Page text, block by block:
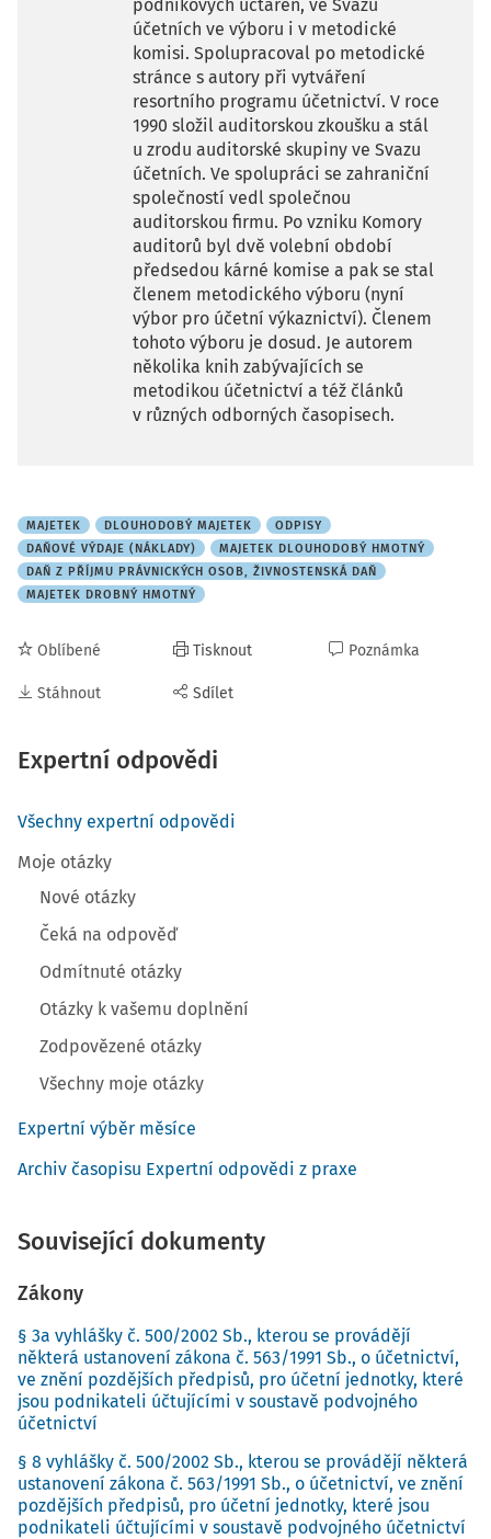
podnikových účtáren, ve Svazu
účetních ve výboru i v metodické
komisi. Spolupracoval po metodické
stránce s autory při vytváření
resortního programu účetnictví. V roce
1990 složil auditorskou zkoušku a stál
u zrodu auditorské skupiny ve Svazu
účetních. Ve spolupráci se zahraniční
společností vedl společnou
auditorskou firmu. Po vzniku Komory
auditorů byl dvě volební období
předsedou kárné komise a pak se stal
členem metodického výboru (nyní
výbor pro účetní výkaznictví). Členem
tohoto výboru je dosud. Je autorem
několika knih zabývajících se
metodikou účetnictví a též článků
v různých odborných časopisech.
MAJETEK DLOUHODOBÝ MAJETEK
ODPISY
DAŇOVÉ VÝDAJE (NÁKLADY)
MAJETEK DLOUHODOBÝ HMOTNÝ
DAŇ Z PŘÍJMU PRÁVNICKÝCH OSOB, ŽIVNOSTENSKÁ DAŇ
MAJETEK DROBNÝ HMOTNÝ
Oblíbené
Stáhnout
Tisknout
Sdílet
Poznámka
Expertní odpovědi
Všechny expertní odpovědi
Moje otázky
Nové otázky
Čeká na odpověď
Odmítnuté otázky
Otázky k vašemu doplnění
Zodpovězené otázky
Všechny moje otázky
Expertní výběr měsíce
Archiv časopisu Expertní odpovědi z praxe
Související dokumenty
Zákony
§ 3a vyhlášky č. 500/2002 Sb., kterou se provádějí
některá ustanovení zákona č. 563/1991 Sb., o účetnictví,
ve znění pozdějších předpisů, pro účetní jednotky, které
jsou podnikateli účtujícími v soustavě podvojného
účetnictví
§ 8 vyhlášky č. 500/2002 Sb., kterou se provádějí některá
ustanovení zákona č. 563/1991 Sb., o účetnictví, ve znění
pozdějších předpisů, pro účetní jednotky, které jsou
podnikateli účtujícími v soustavě podvojného účetnictví